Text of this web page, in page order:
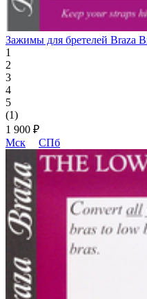
Зажимы для бретелей Braza
1
2
3
4
5
(1)
1 900 ₽
Мск
СПб